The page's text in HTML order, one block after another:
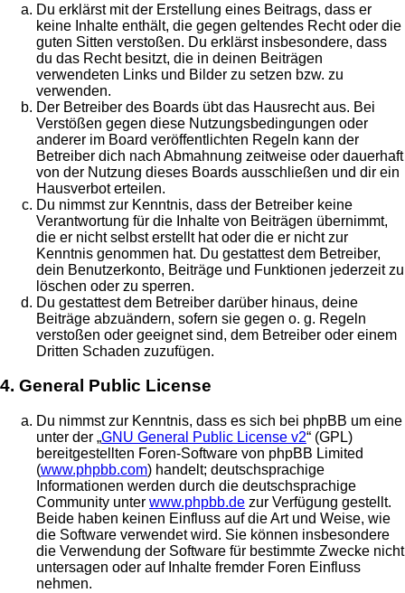
Du erklärst mit der Erstellung eines Beitrags, dass er
keine Inhalte enthält, die gegen geltendes Recht oder die
guten Sitten verstoßen. Du erklärst insbesondere, dass
du das Recht besitzt, die in deinen Beiträgen
verwendeten Links und Bilder zu setzen bzw. zu
verwenden.
Der Betreiber des Boards übt das Hausrecht aus. Bei
Verstößen gegen diese Nutzungsbedingungen oder
anderer im Board veröffentlichten Regeln kann der
Betreiber dich nach Abmahnung zeitweise oder dauerhaft
von der Nutzung dieses Boards ausschließen und dir ein
Hausverbot erteilen.
Du nimmst zur Kenntnis, dass der Betreiber keine
Verantwortung für die Inhalte von Beiträgen übernimmt,
die er nicht selbst erstellt hat oder die er nicht zur
Kenntnis genommen hat. Du gestattest dem Betreiber,
dein Benutzerkonto, Beiträge und Funktionen jederzeit zu
löschen oder zu sperren.
Du gestattest dem Betreiber darüber hinaus, deine
Beiträge abzuändern, sofern sie gegen o. g. Regeln
verstoßen oder geeignet sind, dem Betreiber oder einem
Dritten Schaden zuzufügen.
4. General Public License
Du nimmst zur Kenntnis, dass es sich bei phpBB um eine
unter der „GNU General Public License v2“ (GPL)
bereitgestellten Foren-Software von phpBB Limited
(www.phpbb.com) handelt; deutschsprachige
Informationen werden durch die deutschsprachige
Community unter www.phpbb.de zur Verfügung gestellt.
Beide haben keinen Einfluss auf die Art und Weise, wie
die Software verwendet wird. Sie können insbesondere
die Verwendung der Software für bestimmte Zwecke nicht
untersagen oder auf Inhalte fremder Foren Einfluss
nehmen.